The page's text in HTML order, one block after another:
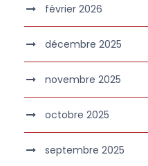
février 2026
décembre 2025
novembre 2025
octobre 2025
septembre 2025